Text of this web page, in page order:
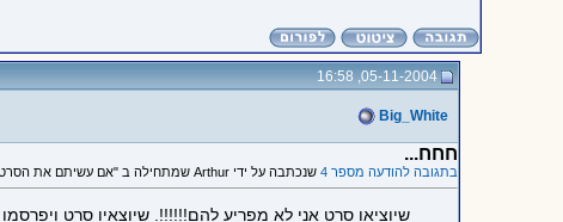
05-11-2004, 16:58
Big_White
חחח...
בתגובה להודעה מספר 4 שנכתבה על ידי Arthur שמתחילה ב "אם עשיתם את הסרט בשבילכם אז למה אתם מפרסמים אותו פה?"
שיוציאו סרט אני לא מפריע להם!!!!!!. שיוצאיו סרט ויפרסמו